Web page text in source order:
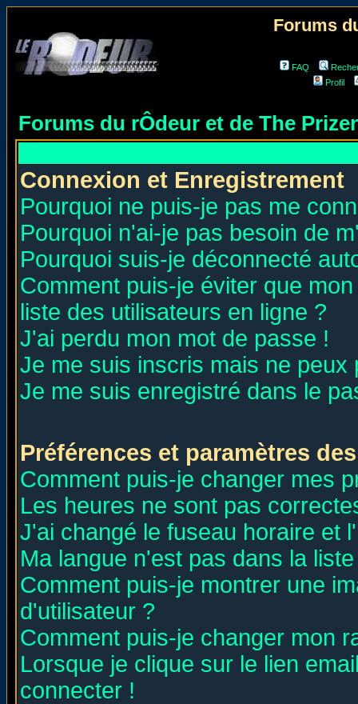
Forums
FAQ
Profil
Forums du rÔdeur et de The
Connexion et Enregistrement
Pourquoi ne puis-je pas me
Pourquoi n'ai-je pas besoin de
Pourquoi suis-je déconnecté
Comment puis-je éviter que
liste des utilisateurs en ligne ?
J'ai perdu mon mot de passe !
Je me suis inscris mais ne peux
Je me suis enregistré dans le
Préférences et paramètres
Comment puis-je changer mes
Les heures ne sont pas
J'ai changé le fuseau horaire et
Ma langue n'est pas dans la
Comment puis-je montrer une
d'utilisateur ?
Comment puis-je changer mon
Lorsque je clique sur le lien
connecter !